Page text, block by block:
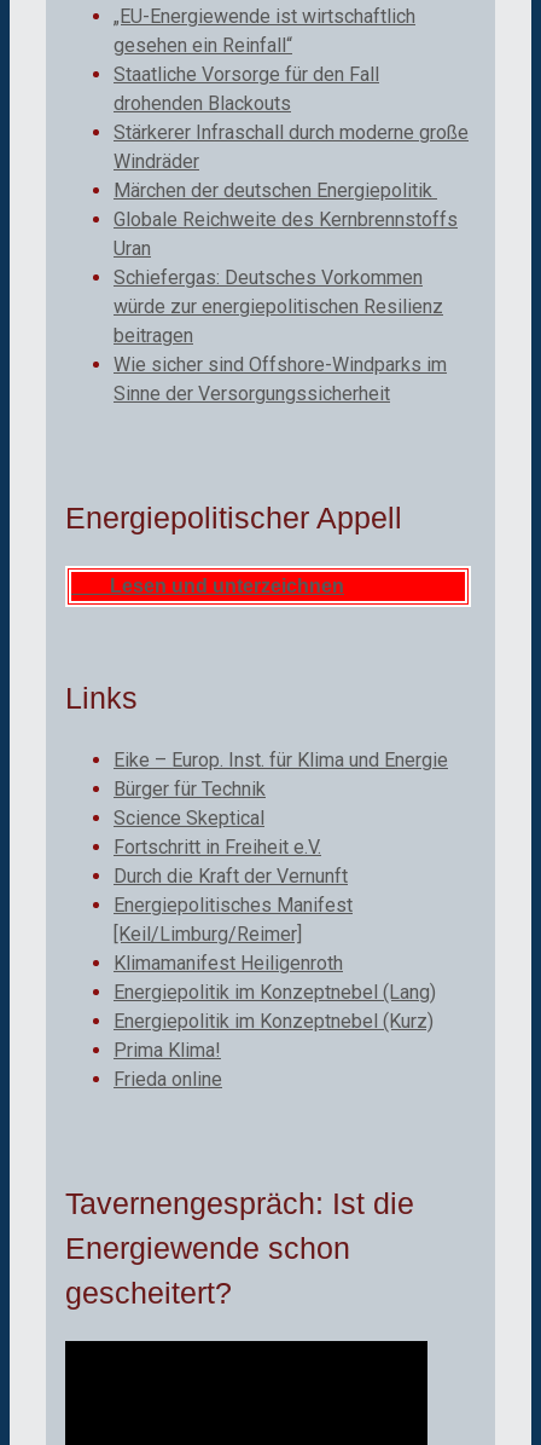
„EU-Energiewende ist wirtschaftlich
gesehen ein Reinfall“
Staatliche Vorsorge für den Fall
drohenden Blackouts
Stärkerer Infraschall durch moderne große
Windräder
Märchen der deutschen Energiepolitik
Globale Reichweite des Kernbrennstoffs
Uran
Schiefergas: Deutsches Vorkommen
würde zur energiepolitischen Resilienz
beitragen
Wie sicher sind Offshore-Windparks im
Sinne der Versorgungssicherheit
Energiepolitischer Appell
Lesen und unterzeichnen
Links
Eike – Europ. Inst. für Klima und Energie
Bürger für Technik
Science Skeptical
Fortschritt in Freiheit e.V.
Durch die Kraft der Vernunft
Energiepolitisches Manifest
[Keil/Limburg/Reimer]
Klimamanifest Heiligenroth
Energiepolitik im Konzeptnebel (Lang)
Energiepolitik im Konzeptnebel (Kurz)
Prima Klima!
Frieda online
Tavernengespräch: Ist die
Energiewende schon
gescheitert?